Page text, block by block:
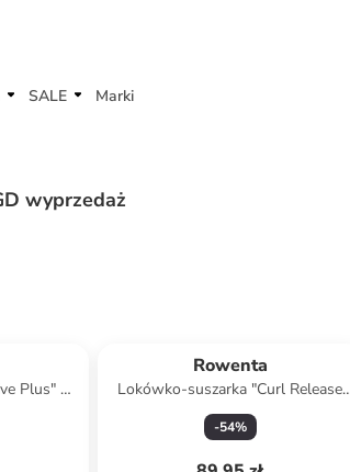
SALE Marki
wyprzedaż
Plus" w
Rowenta
Lokówko-suszarka "Curl Release
Brush" w kolorze złoto-białym
-54%